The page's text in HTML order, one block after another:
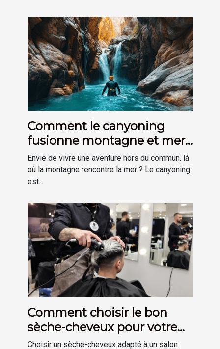
Comment le canyoning
fusionne montagne et mer
pour une aventure unique ?
Envie de vivre une aventure hors du commun, là
où la montagne rencontre la mer ? Le canyoning
est...
Comment choisir le bon
sèche-cheveux pour votre
salon ?
Choisir un sèche-cheveux adapté à un salon